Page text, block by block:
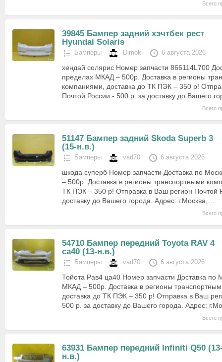
Всего
39845 Бампер задний хэчтбек рест
Hyundai Solaris
Бамперы Dimok 6 августа 2026
хендай солярис Номер запчасти 866114L700
пределах МКАД – 500р. Доставка в регионы
компаниями, доставка до ТК ПЭК – 350 р!
Почтой России - 500 р. за доставку до Вашего
Всего
51147 Бампер задний Skoda Superb 3
(15-н.в.)
Бамперы vad70 6 августа 2026
шкода суперб Номер запчасти Доставка по
– 500р. Доставка в регионы транспортными
ТК ПЭК – 350 р! Отправка в Ваш регион Почтой
доставку до Вашего города. Адрес: г.Москва,…
Всего
54710 Бампер передний Toyota RAV 4
ca40 (13-н.в.)
Бамперы vad70 6 августа 2026
Тойота Рав4 ца40 Номер запчасти Доставка по
МКАД – 500р. Доставка в регионы
доставка до ТК ПЭК – 350 р! Отправка в Ваш
500 р. за доставку до Вашего города. Адрес:
Всего
63931 Бампер передний Infiniti Q50
н.в.)